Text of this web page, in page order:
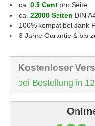
ca. 0.5 Cent pro Seite
ca. 22000 Seiten DIN
100% kompatibel dank
3 Jahre Garantie & bis
Kostenloser
bei Bestellung in